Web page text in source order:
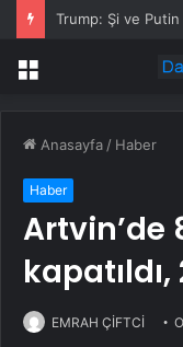
Trump: Şi ve Putin
Menü
Anasayfa / Haber
Haber
Artvin’de
EMRAH ÇİFTCİ